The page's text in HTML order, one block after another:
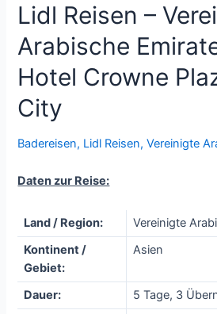
Lidl Reisen –
Arabische
Hotel Crowne
City
Badereisen, Lidl Reisen,Vereinigte
Daten zur Reise:
Land / Region:
Vereinigte
Kontinent /
Gebiet:
Asien
Dauer:
5 Tage, 3